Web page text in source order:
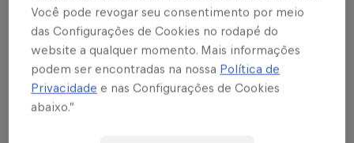
Bragantinas vencem
São Paulo pelo
Paulistão
Você pode revogar seu consentimento por meio
das Configurações de Cookies no rodapé do
website a qualquer momento. Mais informações
podem ser encontradas na nossa Política de
Privacidade e nas Configurações de Cookies
abaixo.”